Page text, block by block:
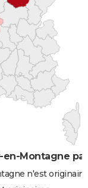
Montagne
n'est